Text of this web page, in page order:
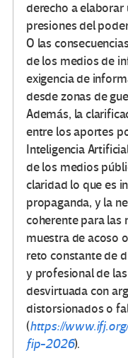
derecho a elaborar
presiones del
O las
de los medios de
exigencia de
desde zonas de
Además, la
entre los aportes
Inteligencia
de los medios
claridad lo que es
propaganda, y la
coherente para las
muestra de acoso
reto constante de
y profesional de las
desvirtuada con
distorsionados o
(https://
fip-2026).